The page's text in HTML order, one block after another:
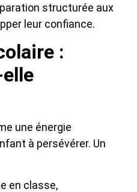
structurée aux
leur confiance.
:
une énergie
à persévérer. Un
en classe,